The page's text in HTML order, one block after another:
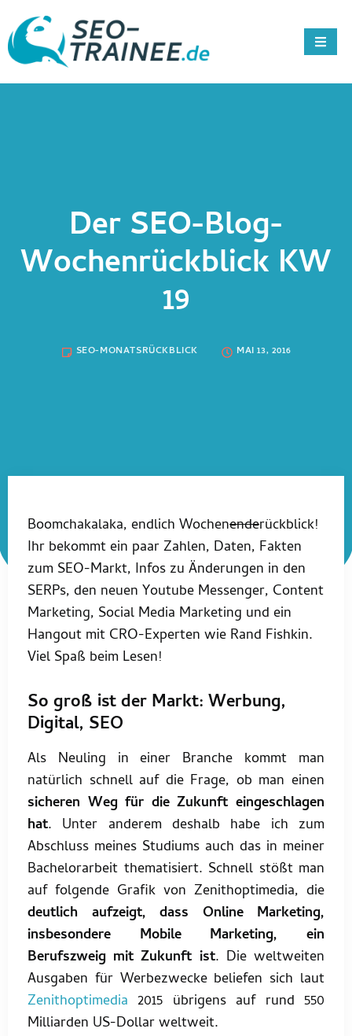
Der SEO-Blog-
Wochenrückblick KW
19
SEO-MONATSRÜCKBLICK MAI 13, 2016
Boomchakalaka, endlich Wochenenderückblick!
Ihr bekommt ein paar Zahlen, Daten, Fakten
zum SEO-Markt, Infos zu Änderungen in den
SERPs, den neuen Youtube Messenger, Content
Marketing, Social Media Marketing und ein
Hangout mit CRO-Experten wie Rand Fishkin.
Viel Spaß beim Lesen!
So groß ist der Markt: Werbung,
Digital, SEO
Als Neuling in einer Branche kommt man
natürlich schnell auf die Frage, ob man einen
sicheren Weg für die Zukunft eingeschlagen
hat. Unter anderem deshalb habe ich zum
Abschluss meines Studiums auch das in meiner
Bachelorarbeit thematisiert. Schnell stößt man
auf folgende Grafik von Zenithoptimedia, die
deutlich aufzeigt, dass Online Marketing,
insbesondere Mobile Marketing, ein
Berufszweig mit Zukunft ist. Die weltweiten
Ausgaben für Werbezwecke beliefen sich laut
Zenithoptimedia 2015 übrigens auf rund 550
Milliarden US-Dollar weltweit.